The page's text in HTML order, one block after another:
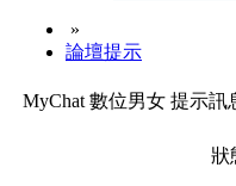
»
論壇提示
MyChat 數位男女 提示訊
狀